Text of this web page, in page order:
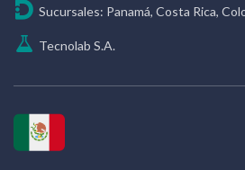
Sucursales: Panamá, Costa Rica,
Tecnolab S.A.